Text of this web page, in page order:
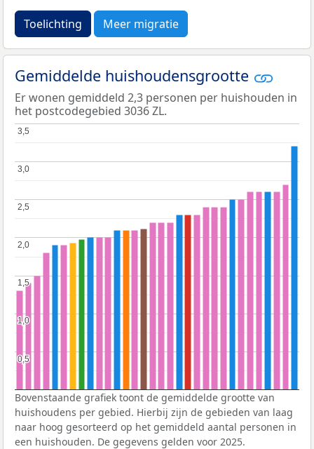
Toelichting Meer migratie
Gemiddelde huishoudensgrootte
Er wonen gemiddeld 2,3 personen per huishouden in
het postcodegebied 3036 ZL.
0,5
0,5
1,0
1,0
1,5
1,5
2,0
2,0
2,5
2,5
3,0
3,0
3,5
3,5
Bovenstaande grafiek toont de gemiddelde grootte van
huishoudens per gebied. Hierbij zijn de gebieden van laag
naar hoog gesorteerd op het gemiddeld aantal personen in
een huishouden. De gegevens gelden voor 2025.